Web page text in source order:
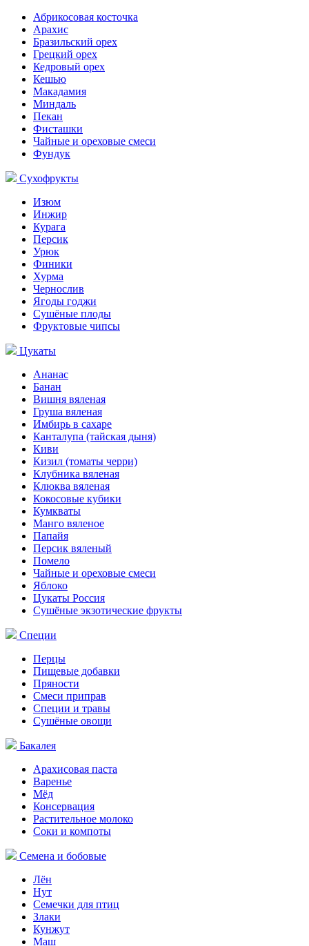
Абрикосовая косточка
Арахис
Бразильский орех
Грецкий орех
Кедровый орех
Кешью
Макадамия
Миндаль
Пекан
Фисташки
Чайные и ореховые смеси
Фундук
Сухофрукты
Изюм
Инжир
Курага
Персик
Урюк
Финики
Хурма
Чернослив
Ягоды годжи
Сушёные плоды
Фруктовые чипсы
Цукаты
Ананас
Банан
Вишня вяленая
Груша вяленая
Имбирь в сахаре
Канталупа (тайская дыня)
Киви
Кизил (томаты черри)
Клубника вяленая
Клюква вяленая
Кокосовые кубики
Кумкваты
Манго вяленое
Папайя
Персик вяленый
Помело
Чайные и ореховые смеси
Яблоко
Цукаты Россия
Сушёные экзотические фрукты
Специи
Перцы
Пищевые добавки
Пряности
Смеси приправ
Специи и травы
Сушёные овощи
Бакалея
Арахисовая паста
Варенье
Мёд
Консервация
Растительное молоко
Соки и компоты
Семена и бобовые
Лён
Нут
Семечки для птиц
Злаки
Кунжут
Маш